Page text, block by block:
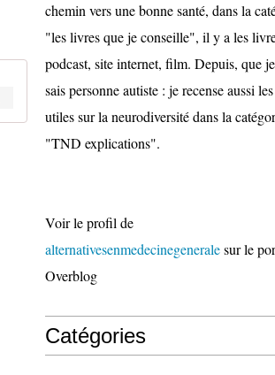
chemin vers une bonne santé, dans la
"les livres que je conseille", il y a les
podcast, site internet, film. Depuis, que
sais personne autiste : je recense aussi
utiles sur la neurodiversité dans la
"TND explications".
Voir le profil de
alternativesenmedecinegeneralesur le
Overblog
Catégories